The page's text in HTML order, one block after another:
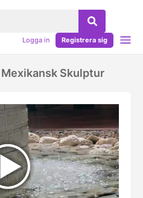
Logga in Registrera sig
Skulptur